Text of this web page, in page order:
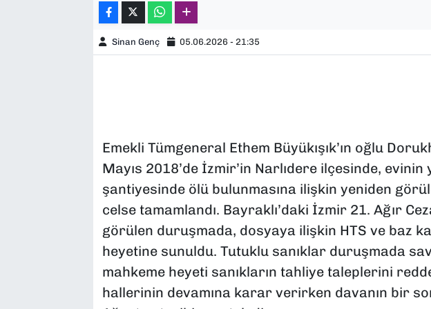
Sinan Genç 05.06.2026 - 21:35
Emekli Tümgeneral Ethem Büyükışık’ın oğlu
Mayıs 2018’de İzmir’in Narlıdere ilçesinde, evinin
şantiyesinde ölü bulunmasına ilişkin yeniden
celse tamamlandı. Bayraklı’daki İzmir 21. Ağır
görülen duruşmada, dosyaya ilişkin HTS ve baz
heyetine sunuldu. Tutuklu sanıklar duruşmada
mahkeme heyeti sanıkların tahliye taleplerini
hallerinin devamına karar verirken davanın bir